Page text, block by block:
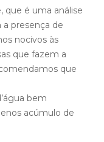
que é uma análise
presença de
nocivos às
que fazem a
que
bem
acúmulo de